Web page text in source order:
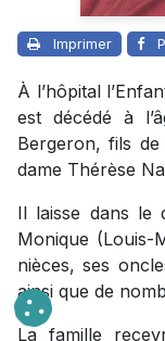
Imprimer
À l’hôpital
est décédé à
Bergeron, fils
dame Thérèse
Il laisse dans le
Monique (Louis-
nièces, ses
ainsi que de
La famille